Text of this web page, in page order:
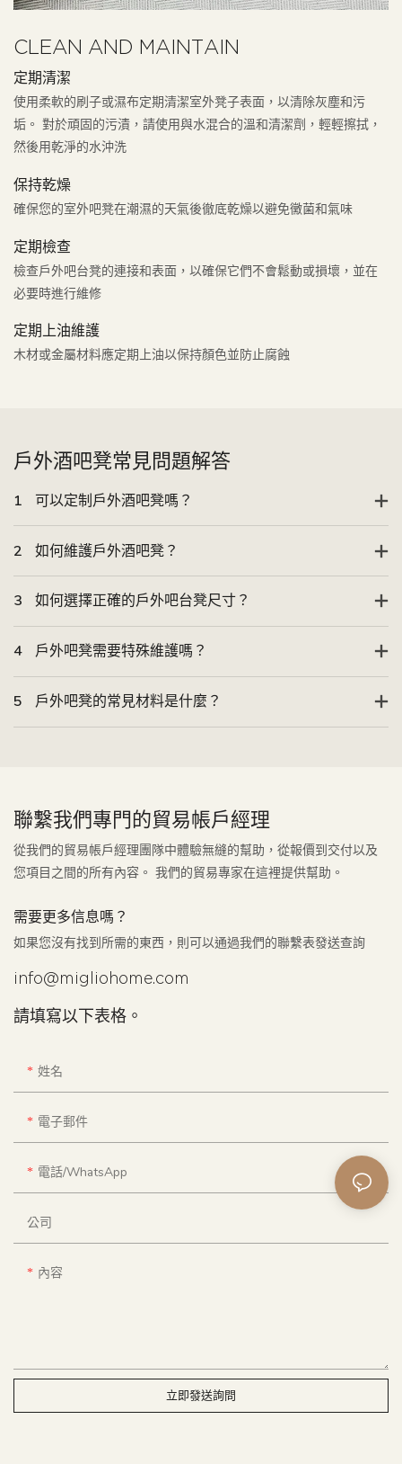
CLEAN AND MAINTAIN
定期清潔
使用柔軟的刷子或濕布定期清潔室外凳子表面，以清除灰塵和污
垢。 對於頑固的污漬，請使用與水混合的溫和清潔劑，輕輕擦拭，
然後用乾淨的水沖洗
保持乾燥
確保您的室外吧凳在潮濕的天氣後徹底乾燥以避免黴菌和氣味
定期檢查
檢查戶外吧台凳的連接和表面，以確保它們不會鬆動或損壞，並在
必要時進行維修
定期上油維護
木材或金屬材料應定期上油以保持顏色並防止腐蝕
戶外酒吧凳常見問題解答
1 可以定制戶外酒吧凳嗎？
2 如何維護戶外酒吧凳？
3 如何選擇正確的戶外吧台凳尺寸？
4 戶外吧凳需要特殊維護嗎？
5 戶外吧凳的常見材料是什麼？
聯繫我們專門的貿易帳戶經理
從我們的貿易帳戶經理團隊中體驗無縫的幫助，從報價到交付以及
您項目之間的所有內容。 我們的貿易專家在這裡提供幫助。
需要更多信息嗎？
如果您沒有找到所需的東西，則可以通過我們的聯繫表發送查詢
info@migliohome.com
請填寫以下表格。
姓名
電子郵件
電話/WhatsApp
公司
內容
立即發送詢問